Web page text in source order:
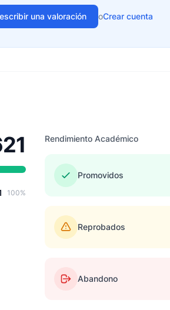
una valoración oCrear cuenta
100%
Rendimiento Académico
Promovidos
Reprobados
Abandono